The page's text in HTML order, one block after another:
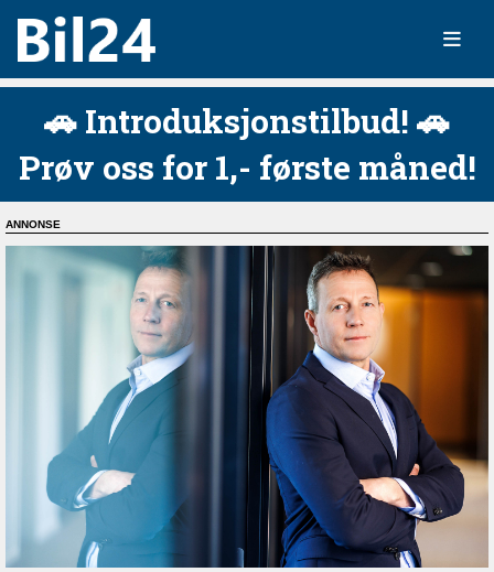
🚗 Introduksjonstilbud! 🚗
Prøv oss for 1,- første måned!